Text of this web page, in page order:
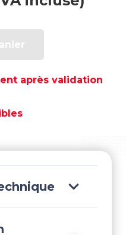
après validation